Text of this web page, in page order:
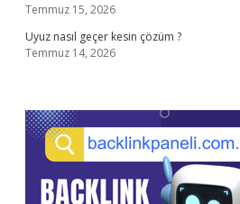
Temmuz 15, 2026
Uyuz nasıl geçer kesin çözüm ?
Temmuz 14, 2026